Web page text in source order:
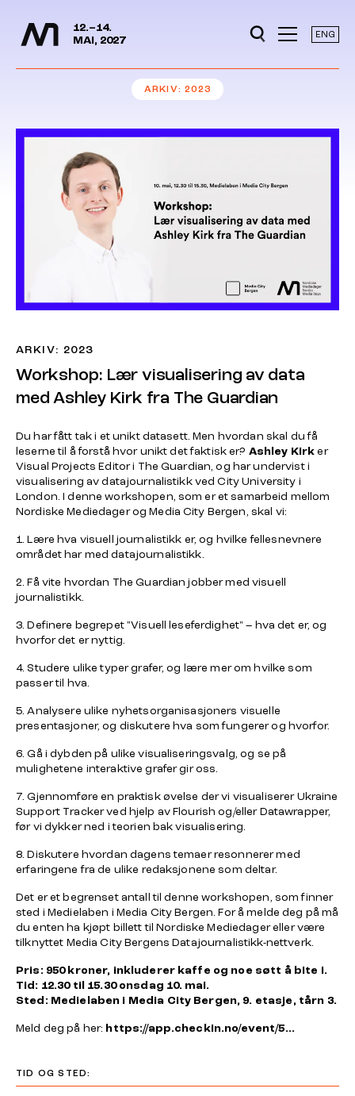
Hopp til hovedinnhold
12.–14.
MAI, 2027
ENG
ARKIV 2023
ARKIV: 2023
Workshop: Lær visualisering av data
med Ashley Kirk fra The Guardian
Du har fått tak i et unikt datasett. Men hvordan skal du få
leserne til å forstå hvor unikt det faktisk er? Ashley Kirker
Visual Projects Editor i The Guardian, og har undervist i
visualisering av datajournalistikk ved City University i
London. I denne workshopen, som er et samarbeid mellom
Nordiske Mediedager og Media City Bergen, skal vi:
1. Lære hva visuell journalistikk er, og hvilke fellesnevnere
området har med datajournalistikk.
2. Få vite hvordan The Guardian jobber med visuell
journalistikk.
3. Definere begrepet "Visuell leseferdighet" – hva det er, og
hvorfor det er nyttig.
4. Studere ulike typer grafer, og lære mer om hvilke som
passer til hva.
5. Analysere ulike nyhetsorganisasjoners visuelle
presentasjoner, og diskutere hva som fungerer og hvorfor.
6. Gå i dybden på ulike visualiseringsvalg, og se på
mulighetene interaktive grafer gir oss.
7. Gjennomføre en praktisk øvelse der vi visualiserer Ukraine
Support Tracker ved hjelp av Flourish og/eller Datawrapper,
før vi dykker ned i teorien bak visualisering.
8. Diskutere hvordan dagens temaer resonnerer med
erfaringene fra de ulike redaksjonene som deltar.
Det er et begrenset antall til denne workshopen, som finner
sted i Medielaben i Media City Bergen. For å melde deg på må
du enten ha kjøpt billett til Nordiske Mediedager eller være
tilknyttet Media City Bergens Datajournalistikk-nettverk.
Pris: 950 kroner, inkluderer kaffe og noe søtt å bite i.
Tid: 12.30 til 15.30 onsdag 10. mai.
Sted: Medielaben i Media City Bergen, 9. etasje, tårn 3.
Meld deg på her: https://app.checkin.no/event/5...
TID OG STED: